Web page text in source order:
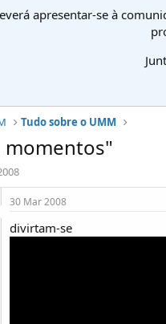
apresentar-se à
Tudo sobre o UMM
momentos"
30 Mar 2008
divirtam-se